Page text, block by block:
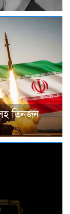
তিনজন